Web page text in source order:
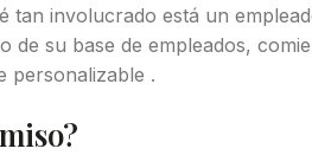
tan involucrado está un
de su base de empleados,
personalizable .